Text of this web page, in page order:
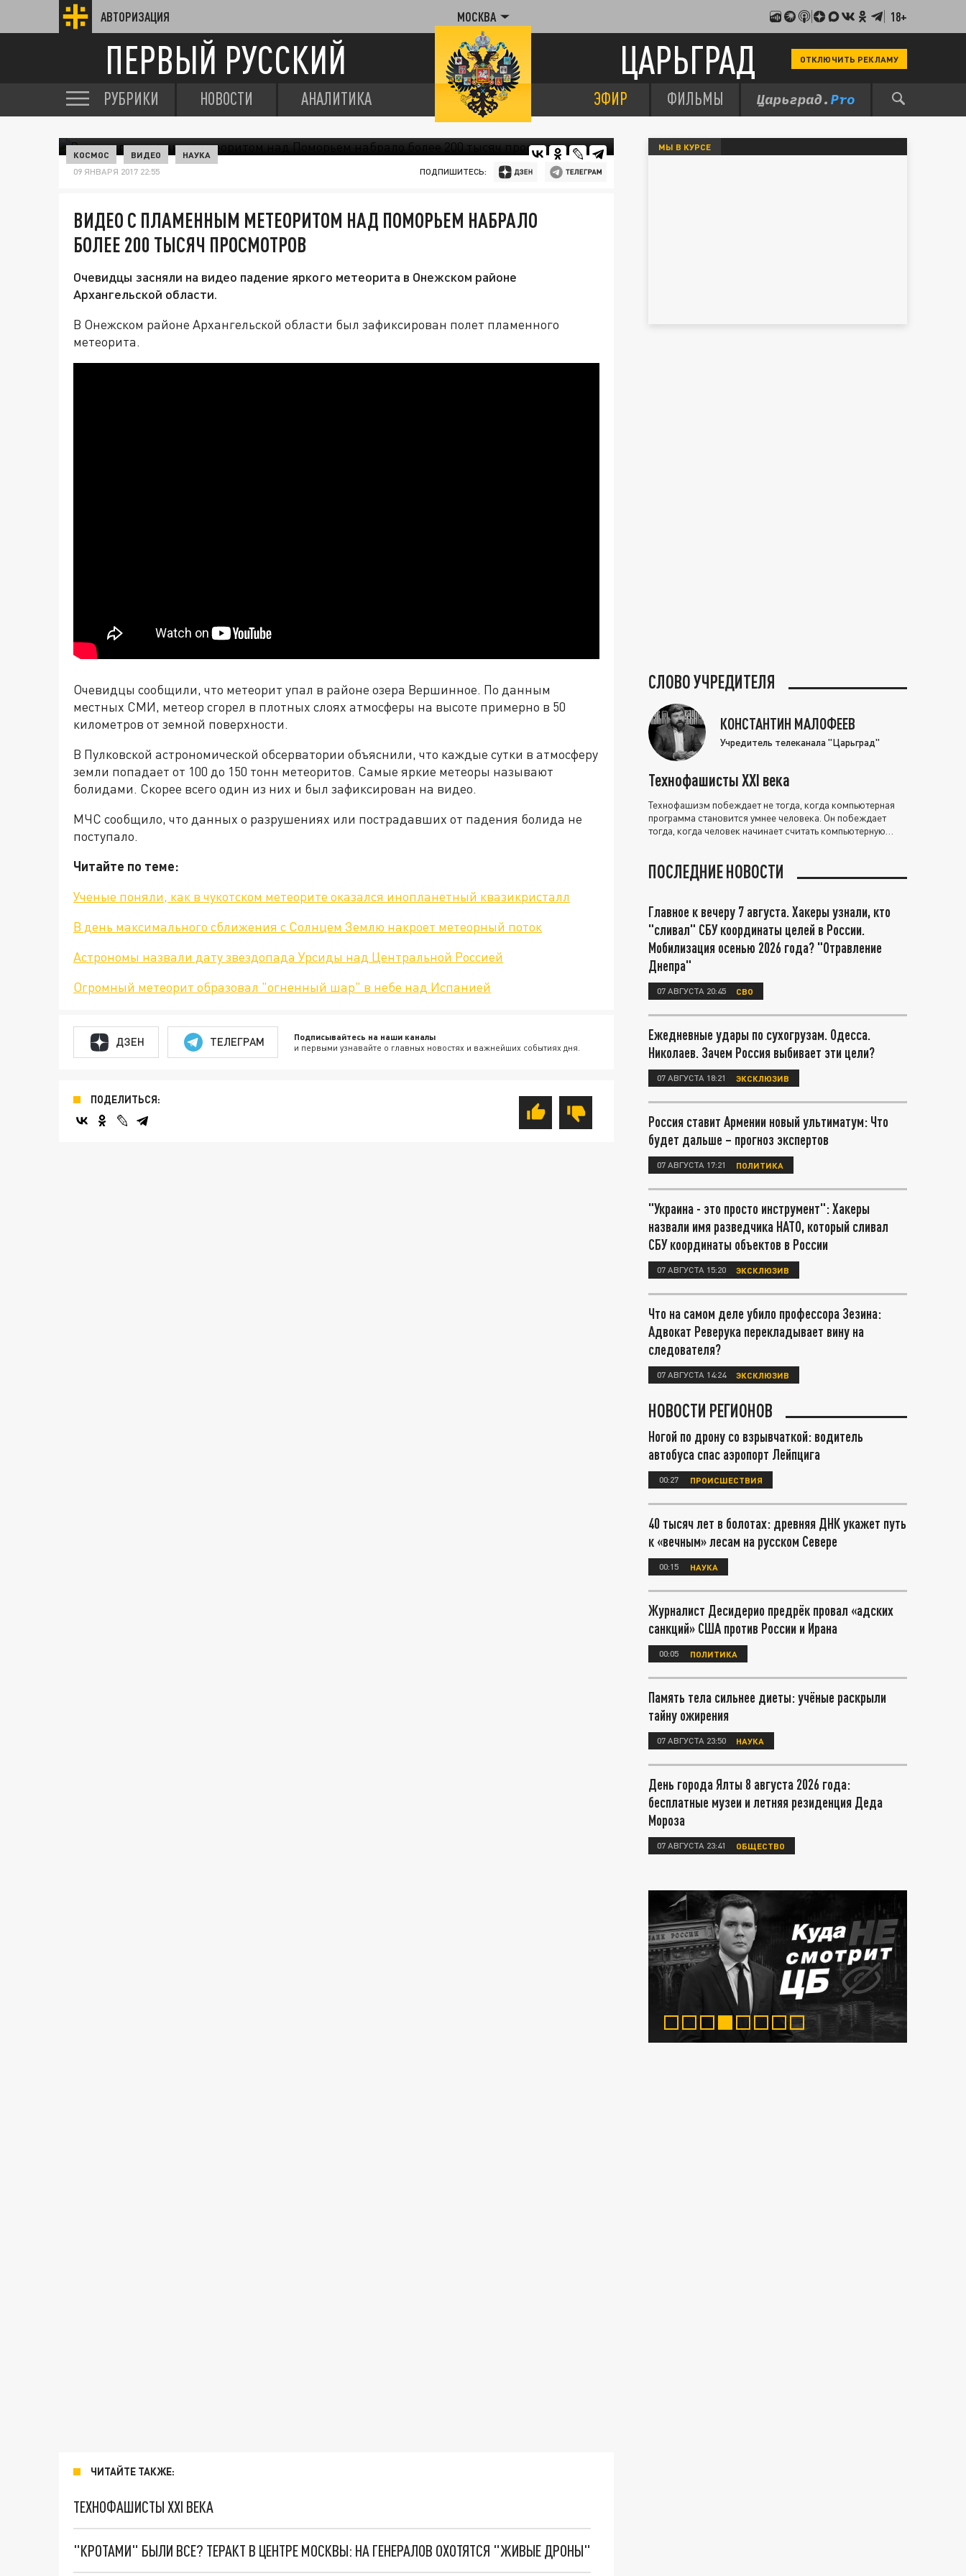
АВТОРИЗАЦИЯ МОСКВА 18+
ПЕРВЫЙ РУССКИЙ ЦАРЬГРАД ОТКЛЮЧИТЬ РЕКЛАМУ
РУБРИКИ НОВОСТИ АНАЛИТИКА ЭФИР ФИЛЬМЫ
КОСМОС ВИДЕО НАУКА
09 ЯНВАРЯ 2017 22:55 ПОДПИШИТЕСЬ:
ВИДЕО С ПЛАМЕННЫМ МЕТЕОРИТОМ НАД ПОМОРЬЕМ НАБРАЛО
БОЛЕЕ 200 ТЫСЯЧ ПРОСМОТРОВ
Очевидцы засняли на видео падение яркого метеорита в Онежском районе
Архангельской области.
В Онежском районе Архангельской области был зафиксирован полет пламенного
метеорита.
Очевидцы сообщили, что метеорит упал в районе озера Вершинное. По данным
местных СМИ, метеор сгорел в плотных слоях атмосферы на высоте примерно в 50
километров от земной поверхности.
В Пулковской астрономической обсерватории объяснили, что каждые сутки в атмосферу
земли попадает от 100 до 150 тонн метеоритов. Самые яркие метеоры называют
болидами. Скорее всего один из них и был зафиксирован на видео.
МЧС сообщило, что данных о разрушениях или пострадавших от падения болида не
поступало.
Читайте по теме:
Ученые поняли, как в чукотском метеорите оказался инопланетный квазикристалл
В день максимального сближения с Солнцем Землю накроет метеорный поток
Астрономы назвали дату звездопада Урсиды над Центральной Россией
Огромный метеорит образовал "огненный шар" в небе над Испанией
ДЗЕН ТЕЛЕГРАМ Подписывайтесь на наши каналы
и первыми узнавайте о главных новостях и важнейших событиях дня.
ПОДЕЛИТЬСЯ:
ЧИТАЙТЕ ТАКЖЕ:
ТЕХНОФАШИСТЫ XXI ВЕКА
"КРОТАМИ" БЫЛИ ВСЕ? ТЕРАКТ В ЦЕНТРЕ МОСКВЫ: НА ГЕНЕРАЛОВ ОХОТЯТСЯ "ЖИВЫЕ ДРОНЫ"
МЫ В КУРСЕ
СЛОВО УЧРЕДИТЕЛЯ
КОНСТАНТИН МАЛОФЕЕВ
Учредитель телеканала "Царьград"
Технофашисты XXI века
Технофашизм побеждает не тогда, когда компьютерная
программа становится умнее человека. Он побеждает
тогда, когда человек начинает считать компьютерную
ПОСЛЕДНИЕ НОВОСТИ
Главное к вечеру 7 августа. Хакеры узнали, кто
"сливал" СБУ координаты целей в России.
Мобилизация осенью 2026 года? "Отравление
Днепра"
07 АВГУСТА 20:45 СВО
Ежедневные удары по сухогрузам. Одесса.
Николаев. Зачем Россия выбивает эти цели?
07 АВГУСТА 18:21 ЭКСКЛЮЗИВ
Россия ставит Армении новый ультиматум: Что
будет дальше – прогноз экспертов
07 АВГУСТА 17:21 ПОЛИТИКА
"Украина - это просто инструмент": Хакеры
назвали имя разведчика НАТО, который сливал
СБУ координаты объектов в России
07 АВГУСТА 15:20 ЭКСКЛЮЗИВ
Что на самом деле убило профессора Зезина:
Адвокат Реверука перекладывает вину на
следователя?
07 АВГУСТА 14:24 ЭКСКЛЮЗИВ
НОВОСТИ РЕГИОНОВ
Ногой по дрону со взрывчаткой: водитель
автобуса спас аэропорт Лейпцига
00:27 ПРОИСШЕСТВИЯ
40 тысяч лет в болотах: древняя ДНК укажет путь
к «вечным» лесам на русском Севере
00:15 НАУКА
Журналист Десидерио предрёк провал «адских
санкций» США против России и Ирана
00:05 ПОЛИТИКА
Память тела сильнее диеты: учёные раскрыли
тайну ожирения
07 АВГУСТА 23:50 НАУКА
День города Ялты 8 августа 2026 года:
бесплатные музеи и летняя резиденция Деда
Мороза
07 АВГУСТА 23:41 ОБЩЕСТВО